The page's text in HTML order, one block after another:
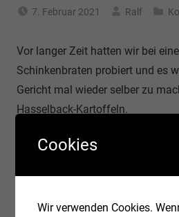
7. Februar 2021 Ralf
Vor langer Zeit hatten wir bei
Schinkenbraten probiert und es
Gericht mal wieder selber zu
Hasselback-Kartoffeln.
Weiterlesen
Cookies
Wir verwenden Cookies.